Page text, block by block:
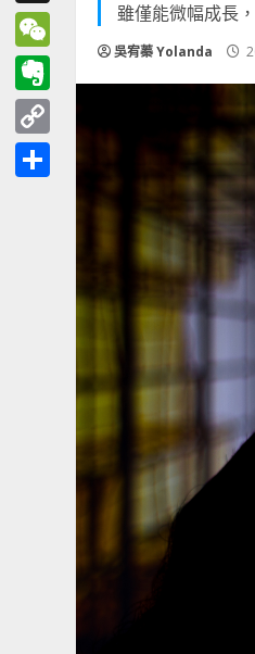
雖僅能微幅成長
吳宥蓁 Yolanda
Threads
WeChat
Evernote
Copy